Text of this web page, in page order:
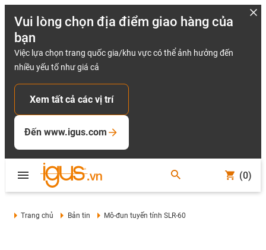
Vui lòng chọn địa điểm giao hàng của
bạn
Việc lựa chọn trang quốc gia/khu vực có thể ảnh hưởng đến
nhiều yếu tố như giá cả
Xem tất cả các vị trí
Đến www.igus.com
(0)
Trang chủ Bản tin Mô-đun tuyến tính SLR-60